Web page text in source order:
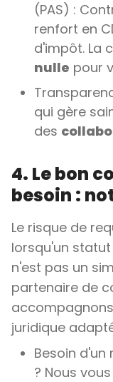
(PAS) :
renfort en
d'impôt. La
nulle pour
qui gère
des
4. Le bon
besoin :
Le risque de
lorsqu'un
n'est pas un
partenaire de
juridique
Besoin
? Nous